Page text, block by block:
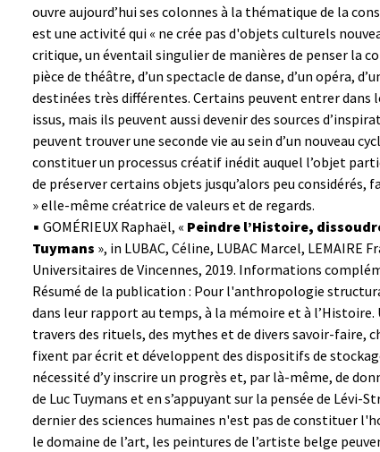
ouvre aujourd’hui ses colonnes à la thématique de la
est une activité qui « ne crée pas d'objets culturels
critique, un éventail singulier de manières de penser la
pièce de théâtre, d’un spectacle de danse, d’un opéra,
destinées très différentes. Certains peuvent entrer
issus, mais ils peuvent aussi devenir des sources
peuvent trouver une seconde vie au sein d’un nouveau
constituer un processus créatif inédit auquel l’objet
de préserver certains objets jusqu’alors peu
» elle-même créatrice de valeurs et de regards.
▪ GOMÉRIEUX Raphaël, « Peindre l’Histoire,
Tuymans », in LUBAC, Céline, LUBAC Marcel,
Universitaires de Vincennes, 2019. Informations
Résumé de la publication : Pour l'anthropologie
dans leur rapport au temps, à la mémoire et à
travers des rituels, des mythes et de divers savoir-faire,
fixent par écrit et développent des dispositifs de
nécessité d’y inscrire un progrès et, par là-même, de
de Luc Tuymans et en s’appuyant sur la pensée de
dernier des sciences humaines n'est pas de constituer
le domaine de l’art, les peintures de l’artiste belge